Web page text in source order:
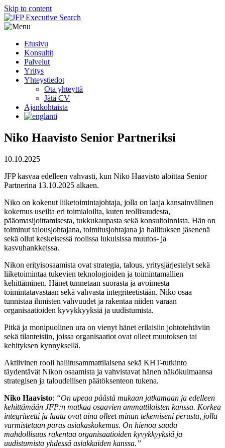
Skip to content
Etusivu
Konsultit
Palvelut
Yritys
Yhteystiedot
Ota yhteyttä
Jätä CV
Ajankohtaista
Niko Haavisto Senior Partneriksi
10.10.2025
JFP kasvaa edelleen vahvasti, kun Niko Haavisto aloittaa Senior
Partnerina 13.10.2025 alkaen.
Niko on kokenut liiketoimintajohtaja, jolla on laaja kansainvälinen
kokemus useilta eri toimialoilta, kuten teollisuudesta,
pääomasijoittamisesta, tukkukaupasta sekä konsultoinnista. Hän on
toiminut talousjohtajana, toimitusjohtajana ja hallituksen jäsenenä
sekä ollut keskeisessä roolissa lukuisissa muutos- ja
kasvuhankkeissa.
Nikon erityisosaamista ovat strategia, talous, yritysjärjestelyt sekä
liiketoimintaa tukevien teknologioiden ja toimintamallien
kehittäminen. Hänet tunnetaan suorasta ja avoimesta
toimintatavastaan sekä vahvasta integriteetistään. Niko osaa
tunnistaa ihmisten vahvuudet ja rakentaa niiden varaan
organisaatioiden kyvykkyyksiä ja uudistumista.
Pitkä ja monipuolinen ura on vienyt hänet erilaisiin johtotehtäviin
sekä tilanteisiin, joissa organisaatiot ovat olleet muutoksen tai
kehityksen kynnyksellä.
Aktiivinen rooli hallitusammattilaisena sekä KHT-tutkinto
täydentävät Nikon osaamista ja vahvistavat hänen näkökulmaansa
strategisen ja taloudellisen päätöksenteon tukena.
Niko Haavisto: “On upeaa päästä mukaan jatkamaan ja edelleen
kehittämään JFP:n matkaa osaavien ammattilaisten kanssa. Korkea
integriteetti ja laatu ovat aina olleet minun tekemiseni perusta, jolla
varmistetaan paras asiakaskokemus. On hienoa saada
mahdollisuus rakentaa organisaatioiden kyvykkyyksiä ja
uudistumista yhdessä asiakkaiden kanssa.”